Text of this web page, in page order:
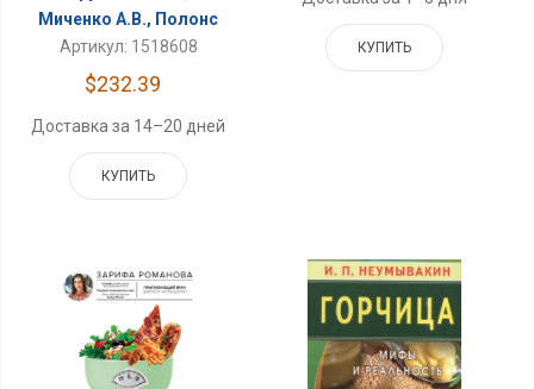
Миченко А.В., Полонс
Артикул: 1518608
$232.39
Доставка за 14–20 дней
КУПИТЬ
КУПИТЬ